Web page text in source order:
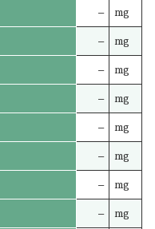
– mg
– mg
– mg
– mg
– mg
– mg
– mg
– mg